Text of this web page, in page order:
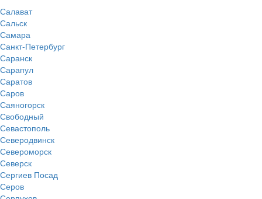
Салават
Сальск
Самара
Санкт-Петербург
Саранск
Сарапул
Саратов
Саров
Саяногорск
Свободный
Севастополь
Северодвинск
Североморск
Северск
Сергиев Посад
Серов